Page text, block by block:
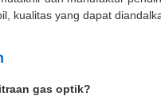
kualitas yang dapat
gas optik?